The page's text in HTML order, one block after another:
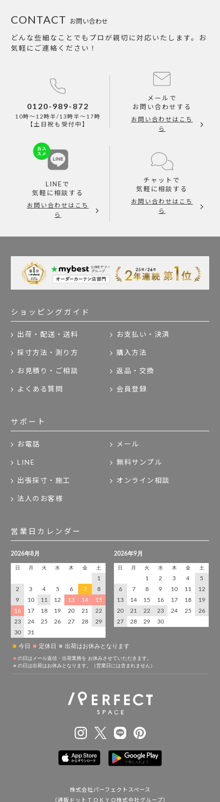
お問い合わせ
CONTACT
どんな些細なことでもプロが親切に対応いたします。お
気軽にご連絡ください！
0120-989-872
10時～12時半/13時半～17時
【土日祝も受付中】
メールで
お問い合わせする
お問い合わせはこち
ら
LINEで
気軽に相談する
お問い合わせはこち
ら
チャットで
気軽に相談する
お問い合わせはこち
ら
ショッピングガイド
出荷・配送・送料 お支払い・決済
採寸方法・測り方 購入方法
お見積り・ご相談 返品・交換
よくある質問 会員登録
サポート
お電話 メール
LINE 無料サンプル
出張採寸・施工 オンライン相談
法人のお客様
営業日カレンダー
株式会社パーフェクトスペース
（通販ドットＴＯＫＹＯ株式会社グループ）